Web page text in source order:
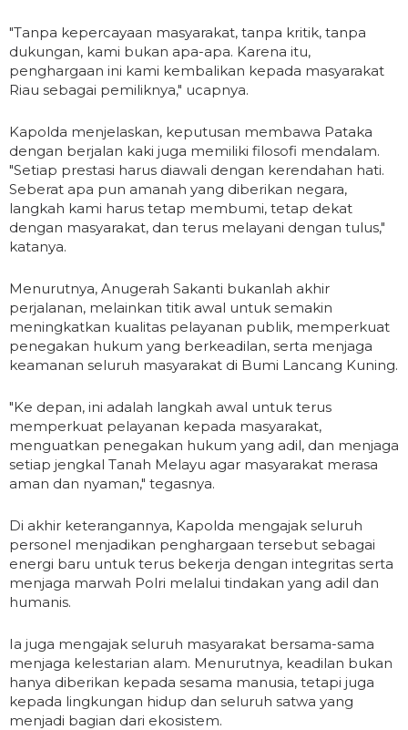
"Tanpa kepercayaan masyarakat, tanpa kritik, tanpa
dukungan, kami bukan apa-apa. Karena itu,
penghargaan ini kami kembalikan kepada masyarakat
Riau sebagai pemiliknya," ucapnya.
Kapolda menjelaskan, keputusan membawa Pataka
dengan berjalan kaki juga memiliki filosofi mendalam.
"Setiap prestasi harus diawali dengan kerendahan hati.
Seberat apa pun amanah yang diberikan negara,
langkah kami harus tetap membumi, tetap dekat
dengan masyarakat, dan terus melayani dengan tulus,"
katanya.
Menurutnya, Anugerah Sakanti bukanlah akhir
perjalanan, melainkan titik awal untuk semakin
meningkatkan kualitas pelayanan publik, memperkuat
penegakan hukum yang berkeadilan, serta menjaga
keamanan seluruh masyarakat di Bumi Lancang Kuning.
"Ke depan, ini adalah langkah awal untuk terus
memperkuat pelayanan kepada masyarakat,
menguatkan penegakan hukum yang adil, dan menjaga
setiap jengkal Tanah Melayu agar masyarakat merasa
aman dan nyaman," tegasnya.
Di akhir keterangannya, Kapolda mengajak seluruh
personel menjadikan penghargaan tersebut sebagai
energi baru untuk terus bekerja dengan integritas serta
menjaga marwah Polri melalui tindakan yang adil dan
humanis.
Ia juga mengajak seluruh masyarakat bersama-sama
menjaga kelestarian alam. Menurutnya, keadilan bukan
hanya diberikan kepada sesama manusia, tetapi juga
kepada lingkungan hidup dan seluruh satwa yang
menjadi bagian dari ekosistem.